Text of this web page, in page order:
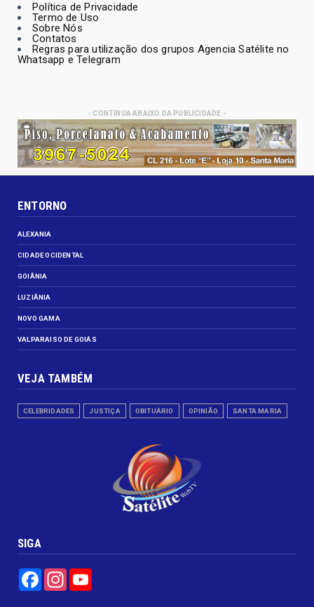
Política de Privacidade
Termo de Uso
Sobre Nós
Contatos
Regras para utilização dos grupos Agencia Satélite no
Whatsapp e Telegram
- CONTINUA ABAIXO DA PUBLICIDADE -
ENTORNO
ALEXANIA
CIDADE OCIDENTAL
GOIÂNIA
LUZIÂNIA
NOVO GAMA
VALPARAISO DE GOIÁS
VEJA TAMBÉM
CELEBRIDADES JUSTIÇA OBITUÁRIO OPINIÃO SANTA MARIA
SIGA
FacebookInstagram